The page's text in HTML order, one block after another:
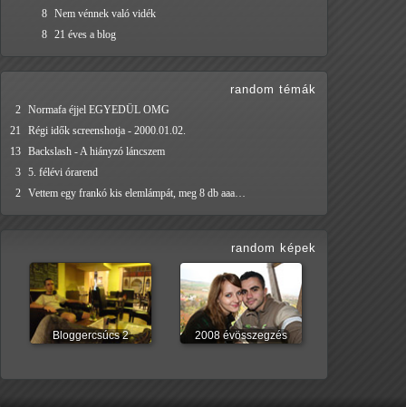
8 Nem vénnek való vidék
8 21 éves a blog
random témák
2 Normafa éjjel EGYEDÜL OMG
21
Régi idők screenshotja - 2000.01.02.
13 Backslash - A hiányzó láncszem
3 5. félévi órarend
2 Vettem egy frankó kis elemlámpát, meg 8 db aaa…
random képek
Bloggercsúcs 2 2008 évösszegzés